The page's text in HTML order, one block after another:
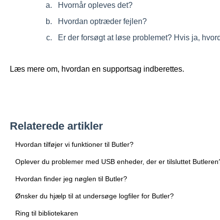
Hvornår opleves det?
Hvordan optræder fejlen?
Er der forsøgt at løse problemet? Hvis ja,
Læs mere om, hvordan en supportsag indberettes.
Relaterede artikler
Hvordan tilføjer vi funktioner til Butler?
Oplever du problemer med USB enheder, der er tilsluttet
Hvordan finder jeg nøglen til Butler?
Ønsker du hjælp til at undersøge logfiler for Butler?
Ring til bibliotekaren